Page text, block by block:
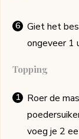
Giet het
ongeveer 1
Topping
Roer de
voeg je 2